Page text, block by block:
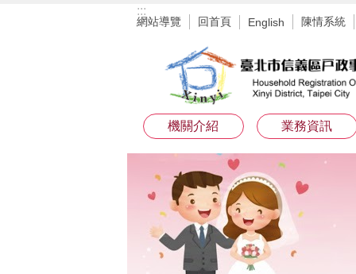
:::
網站導覽 回首頁 English 陳情系統
機關介紹 業務資訊